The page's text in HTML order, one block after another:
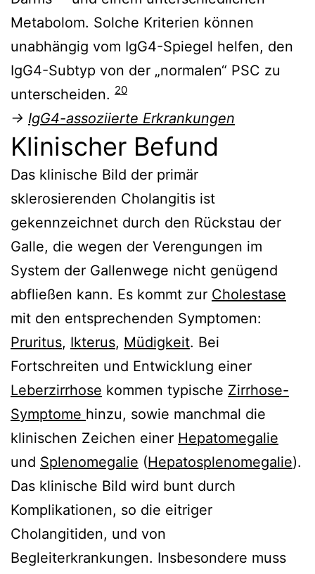
Metabolom. Solche Kriterien können
unabhängig vom IgG4-Spiegel helfen, den
IgG4-Subtyp von der „normalen“ PSC zu
unterscheiden. 20
→ IgG4-assoziierte Erkrankungen
Klinischer Befund
Das klinische Bild der primär
sklerosierenden Cholangitis ist
gekennzeichnet durch den Rückstau der
Galle, die wegen der Verengungen im
System der Gallenwege nicht genügend
abfließen kann. Es kommt zur Cholestase
mit den entsprechenden Symptomen:
Pruritus, Ikterus, Müdigkeit. Bei
Fortschreiten und Entwicklung einer
Leberzirrhose kommen typische Zirrhose-
Symptome hinzu, sowie manchmal die
klinischen Zeichen einer Hepatomegalie
und Splenomegalie (Hepatosplenomegalie).
Das klinische Bild wird bunt durch
Komplikationen, so die eitriger
Cholangitiden, und von
Begleiterkrankungen. Insbesondere muss